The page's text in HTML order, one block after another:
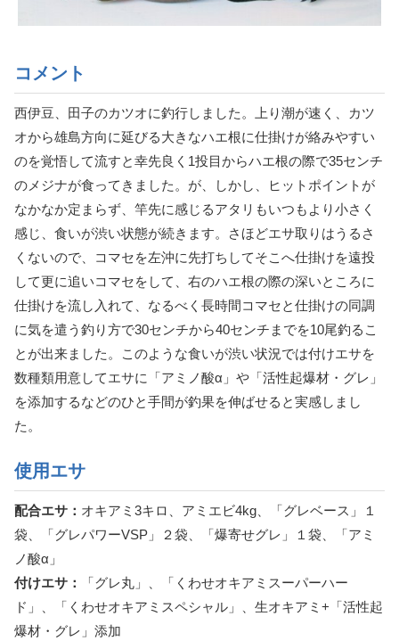
コメント
西伊豆、田子のカツオに釣行しました。上り潮が速く、カツ
オから雄島方向に延びる大きなハエ根に仕掛けが絡みやすい
のを覚悟して流すと幸先良く1投目からハエ根の際で35センチ
のメジナが食ってきました。が、しかし、ヒットポイントが
なかなか定まらず、竿先に感じるアタリもいつもより小さく
感じ、食いが渋い状態が続きます。さほどエサ取りはうるさ
くないので、コマセを左沖に先打ちしてそこへ仕掛けを遠投
して更に追いコマセをして、右のハエ根の際の深いところに
仕掛けを流し入れて、なるべく長時間コマセと仕掛けの同調
に気を遣う釣り方で30センチから40センチまでを10尾釣るこ
とが出来ました。このような食いが渋い状況では付けエサを
数種類用意してエサに「アミノ酸α」や「活性起爆材・グレ」
を添加するなどのひと手間が釣果を伸ばせると実感しまし
た。
使用エサ
配合エサ： オキアミ3キロ、アミエビ4kg、「グレベース」１
袋、「グレパワーVSP」２袋、「爆寄せグレ」１袋、「アミ
ノ酸α」
付けエサ：
「グレ丸」、「くわせオキアミスーパーハー
ド」、「くわせオキアミスペシャル」、生オキアミ+「活性起
爆材・グレ」添加